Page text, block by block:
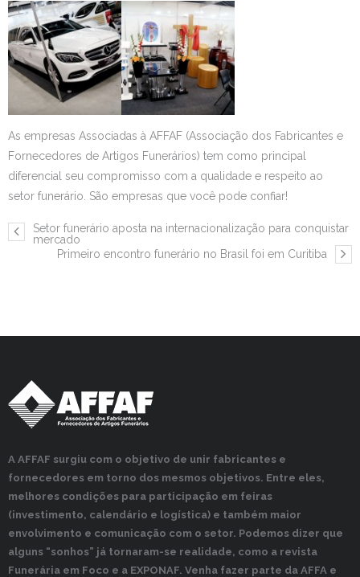
As empresas Associadas à AFFAF (Associação dos Fabricantes e
Fornecedores de Artigos Funerários) tem como principal
diferencial seu compromisso com a qualidade e respeito ao
setor funerário. São empresas que você pode confiar!
Setor funerário aposta na internacionalização para conquistar
mercado
Primeiro encontro funerário no Brasil foi em Curitiba
A AFFAF surgiu com o objetivo de unir fabricantes e
fornecedores em torno dos mesmos objetivos. Entre eles,
melhores condições para participação em feiras
(investimento, calendário e logística) e também maior
envolvimento e comunicação com o setor. Podemos dizer que
alguns “sonhos” já tornaram-se realidade, como a revista
Funerária em Foco e a EXPONAF. Venha fazer parte da AFFA e